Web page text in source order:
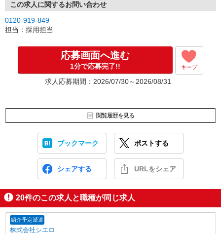
お気軽にご応募ください♪
この求人に関するお問い合わせ
0120-919-849
担当：採用担当
応募画面へ進む
1分で応募完了!! キープ
求人応募期間：2026/07/30～2026/08/31
閲覧履歴を見る
ブックマーク ポストする
シェアする URLをシェア
20件のこの求人と職種が同じ求人
紹介予定派遣
株式会社シエロ